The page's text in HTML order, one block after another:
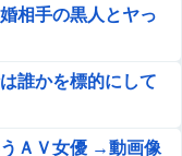
相手の黒人とヤっ
誰かを標的にして
うＡＶ女優 →動画像